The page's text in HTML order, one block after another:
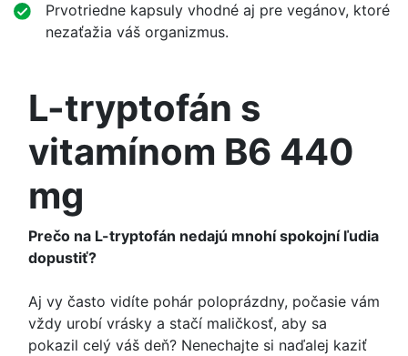
Prvotriedne kapsuly vhodné aj pre vegánov, ktoré
nezaťažia váš organizmus.
L-tryptofán s
vitamínom B6 440
mg
Prečo na L-tryptofán nedajú mnohí spokojní ľudia
dopustiť?
Aj vy často vidíte pohár poloprázdny, počasie vám
vždy urobí vrásky a stačí maličkosť, aby sa
pokazil celý váš deň? Nenechajte si naďalej kaziť